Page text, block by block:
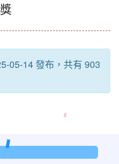
05-14 發布，共有 903